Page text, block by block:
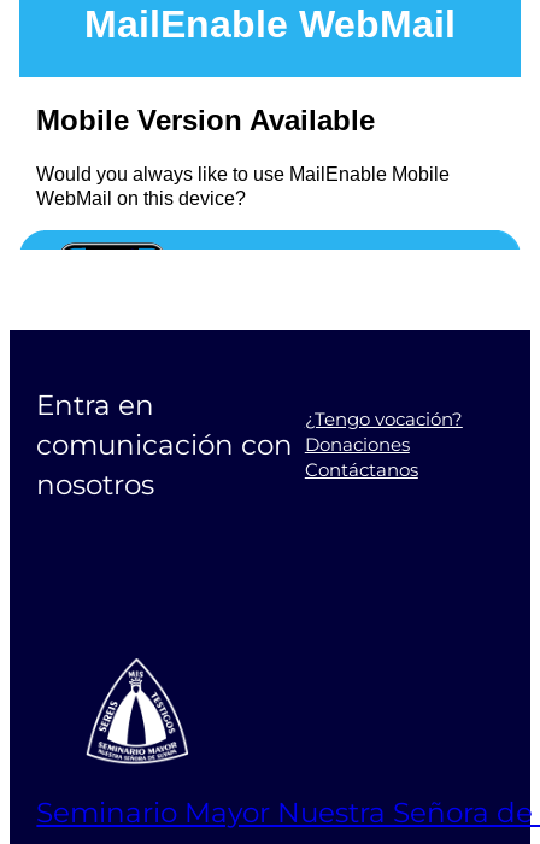
Entra en
comunicación con
nosotros
¿Tengo vocación?
Donaciones
Contáctanos
Seminario Mayor Nuestra Señora de